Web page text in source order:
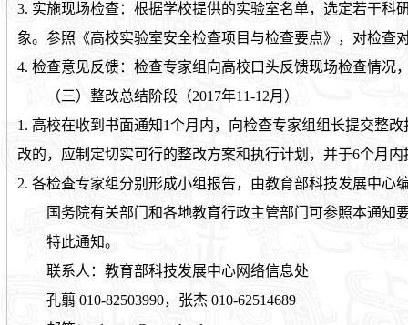
3. 实施现场检查：根据学校提供的实验室名单，选定若干科
象。参照《高校实验室安全检查项目与检查要点》，对检查
4. 检查意见反馈：检查专家组向高校口头反馈现场检查情况
（三）整改总结阶段（2017年11-12月）
1. 高校在收到书面通知1个月内，向检查专家组组长提交整
改的，应制定切实可行的整改方案和执行计划，并于6个月内
2. 各检查专家组分别形成小组报告，由教育部科技发展中心
国务院有关部门和各地教育行政主管部门可参照本通知
特此通知。
联系人：教育部科技发展中心网络信息处
孔翦 010-82503990，张杰 010-62514689